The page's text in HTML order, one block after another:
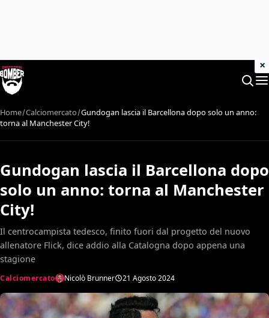
Home Calciomercato Gundogan lascia il Barcellona dopo solo un anno:
torna al Manchester City!
Gundogan lascia il Barcellona dopo
solo un anno: torna al Manchester
City!
Il centrocampista tedesco, finito fuori dal progetto del nuovo
allenatore Flick, dice addio alla Catalogna dopo appena una
stagione
Calciomercato Nicolò Brunner 21 Agosto 2024
×